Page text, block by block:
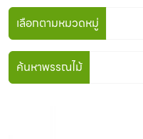
เลือกตามหมวดหมู่
ค้นหาพรรณไม้